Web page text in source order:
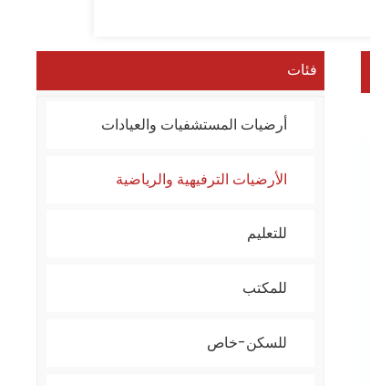
فئات
أرضيات المستشفيات والعيادات
الأرضيات الترفيهية والرياضية
للتعليم
للمكتب
للسكن-خاص